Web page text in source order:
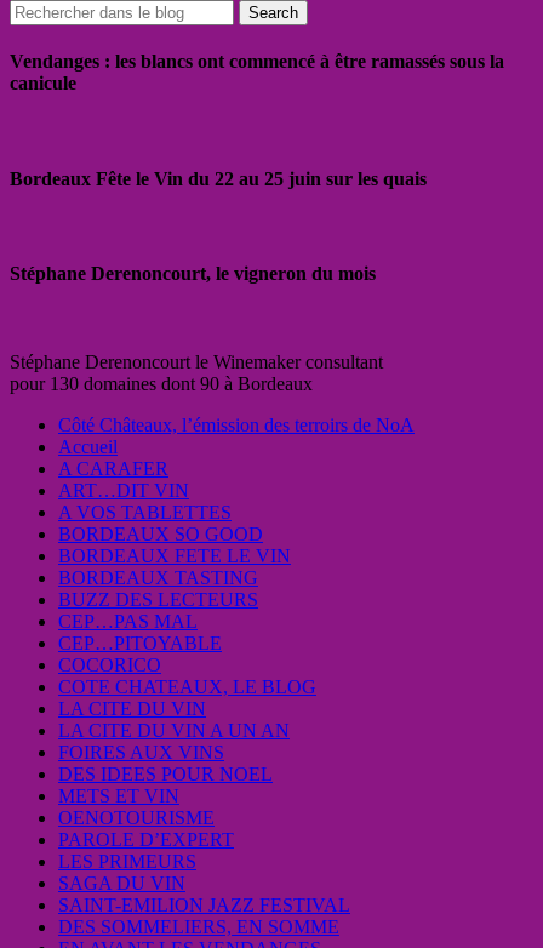
Vendanges : les blancs ont commencé à être ramassés sous la
canicule
Bordeaux Fête le Vin du 22 au 25 juin sur les quais
Stéphane Derenoncourt, le vigneron du mois
Stéphane Derenoncourt le Winemaker consultant
pour 130 domaines dont 90 à Bordeaux
Côté Châteaux, l’émission des terroirs de NoA
Accueil
A CARAFER
ART…DIT VIN
A VOS TABLETTES
BORDEAUX SO GOOD
BORDEAUX FETE LE VIN
BORDEAUX TASTING
BUZZ DES LECTEURS
CEP…PAS MAL
CEP…PITOYABLE
COCORICO
COTE CHATEAUX, LE BLOG
LA CITE DU VIN
LA CITE DU VIN A UN AN
FOIRES AUX VINS
DES IDEES POUR NOEL
METS ET VIN
OENOTOURISME
PAROLE D’EXPERT
LES PRIMEURS
SAGA DU VIN
SAINT-EMILION JAZZ FESTIVAL
DES SOMMELIERS, EN SOMME